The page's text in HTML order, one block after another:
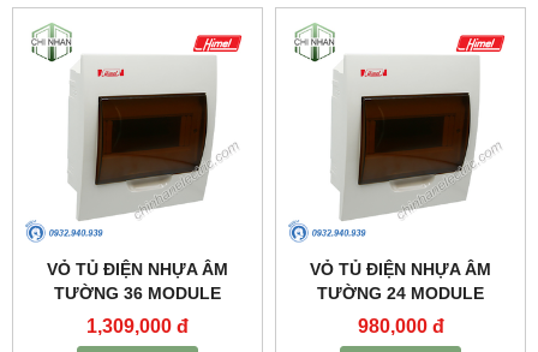
VỎ TỦ ĐIỆN NHỰA ÂM
TƯỜNG 36 MODULE
(216X441X90) -
HDPZ50PR36IP30F - HIMEL
1,309,000 đ
VỎ TỦ ĐIỆN NHỰA ÂM
TƯỜNG 24 MODULE
(216X310X90) -
HDPZ50PR24IP30F - HIMEL
980,000 đ